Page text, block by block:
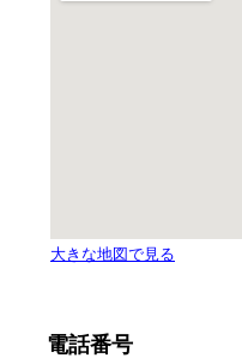
電話番号